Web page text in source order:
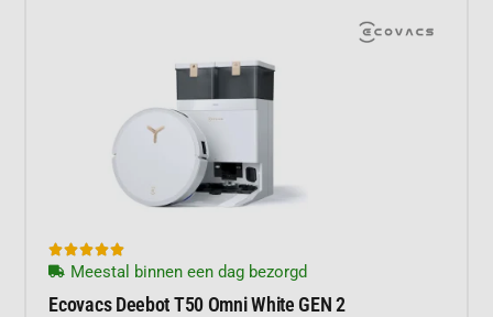

Meestal binnen een dag bezorgd
Ecovacs Deebot T50 Omni White GEN 2